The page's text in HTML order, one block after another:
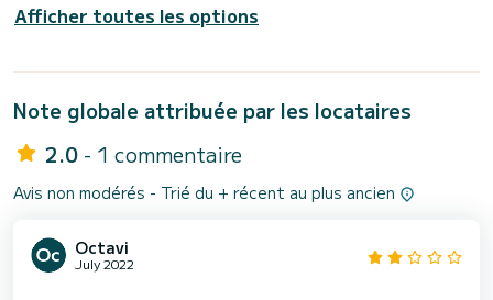
Afficher toutes les options
Note globale attribuée par les locataires
2.0 - 1 commentaire
Avis non modérés - Trié du + récent au plus ancien
Octavi
July 2022